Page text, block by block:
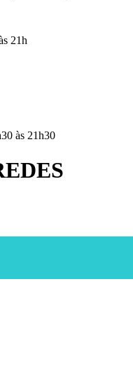
21h
às 21h30